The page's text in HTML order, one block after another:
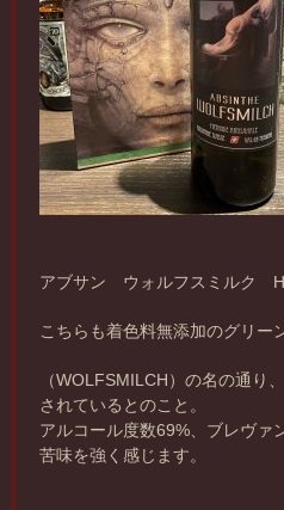
アブサン ウォルフスミルク
こちらも着色料無添加のグリー
（WOLFSMILCH）の名の通り
されているとのこと。
アルコール度数69%、ブレヴァ
苦味を強く感じます。